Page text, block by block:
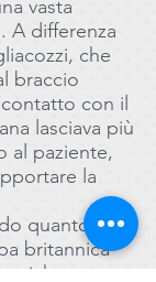
vasta
A differenza
che
braccio
con il
lasciava più
al paziente,
la
quanto
britannica